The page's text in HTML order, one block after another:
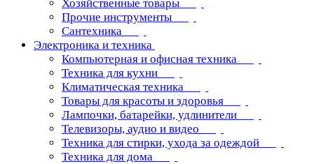
Хозяйственные товары
Прочие инструменты
Сантехника
Электроника и техника
Компьютерная и офисная техника
Техника для кухни
Климатическая техника
Товары для красоты и здоровья
Лампочки, батарейки, удлинители
Телевизоры, аудио и видео
Техника для стирки, ухода за одеждой
Техника для дома